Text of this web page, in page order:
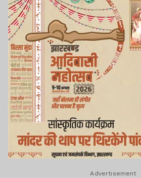
Advertisement